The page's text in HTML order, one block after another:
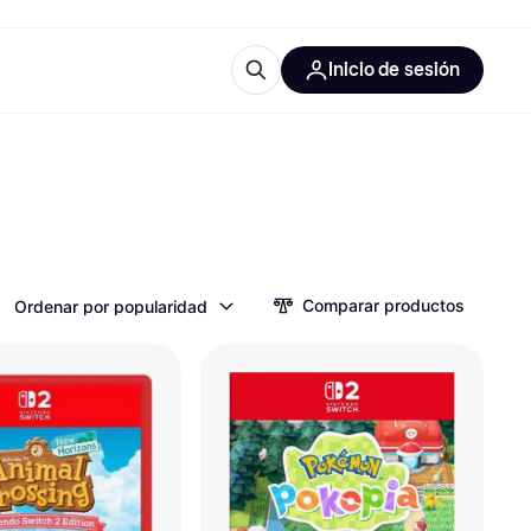
Inicio de sesión
Ordenar por popularidad Comparar productos